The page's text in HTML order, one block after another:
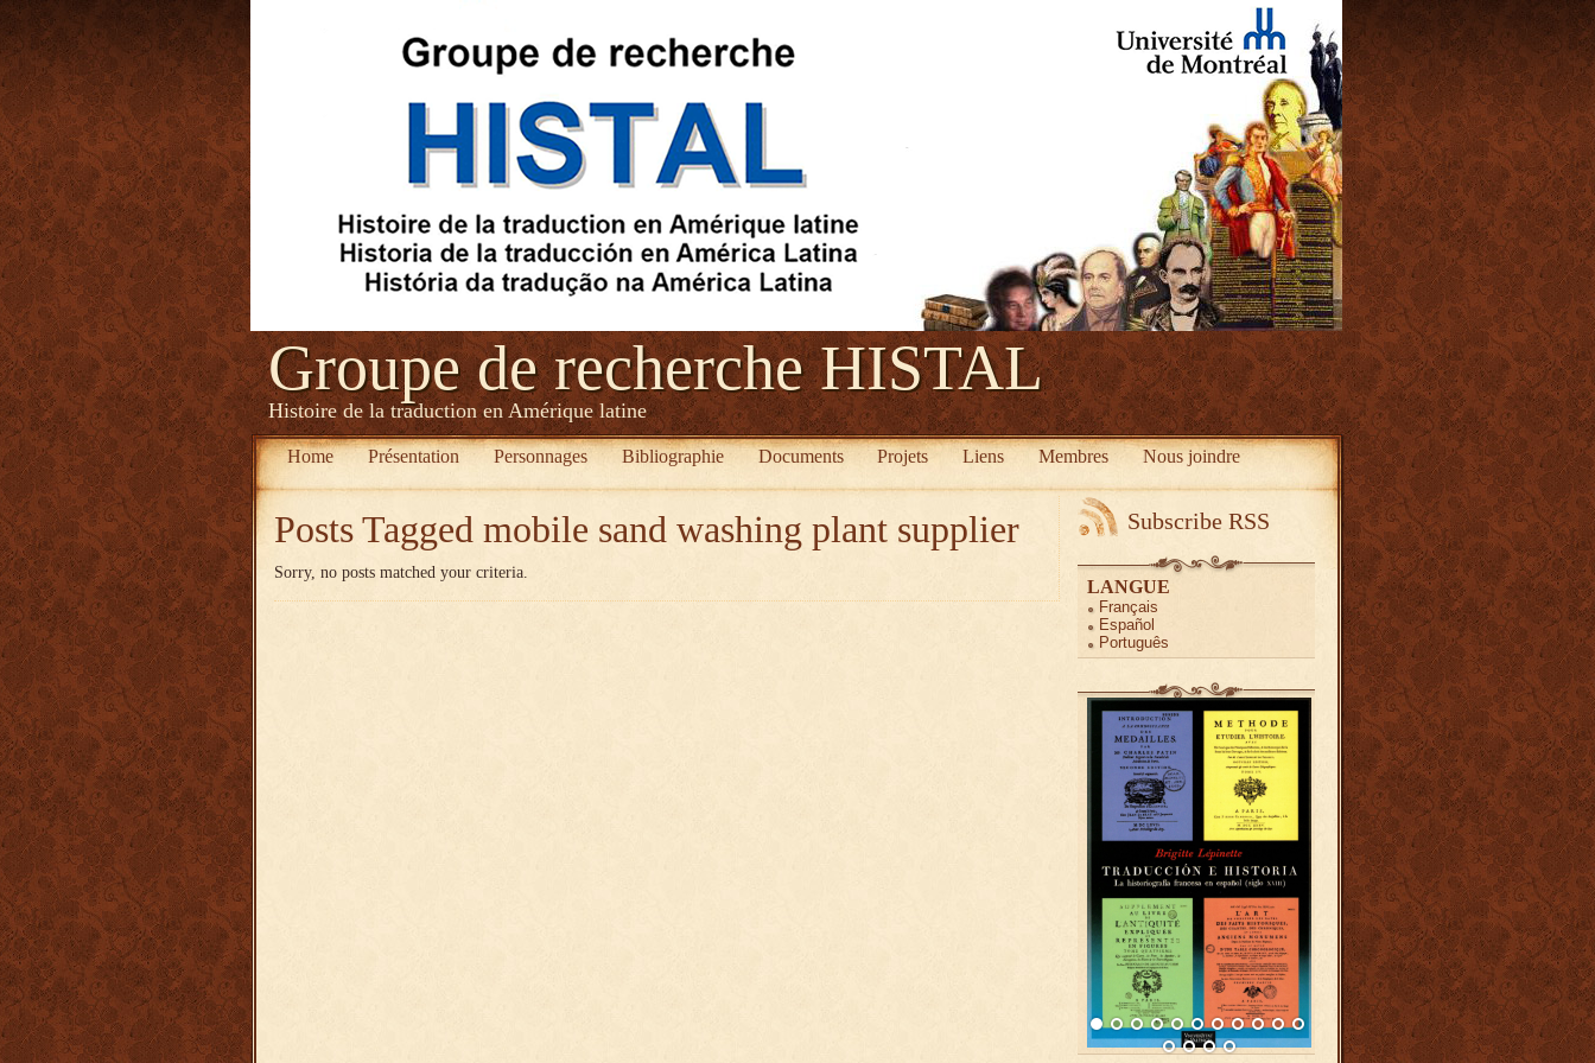
Groupe de recherche HISTAL
Histoire de la traduction en Amérique latine
Home Présentation Personnages Bibliographie Documents Projets Liens Membres Nous joindre
Posts Tagged mobile sand washing plant supplier
Sorry, no posts matched your criteria.
Subscribe RSS
LANGUE
Français
Español
Português